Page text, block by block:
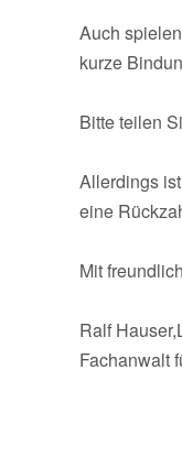
Auch
kurze
Bitte teilen
Allerdings
eine
Mit
Ralf
Fachanwalt